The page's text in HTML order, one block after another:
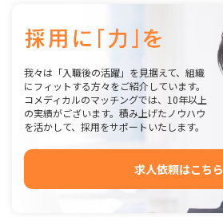
我々は「入職後の活躍」を見据えて、組織
にフィットする方々をご紹介しています。
コメディカルのマッチングでは、10年以上
の実績がございます。積み上げたノウハウ
を活かして、採用をサポートいたします。
求人依頼はこちら